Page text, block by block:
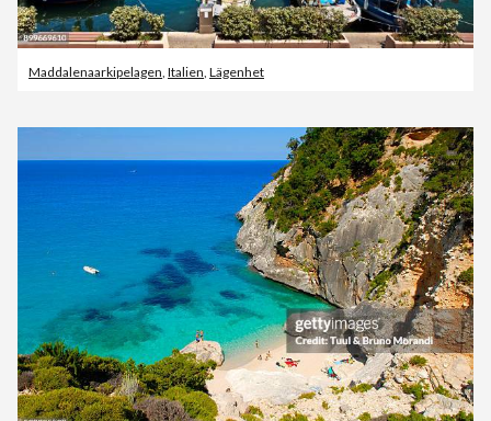
Maddalenaarkipelagen, Italien, Lägenhet